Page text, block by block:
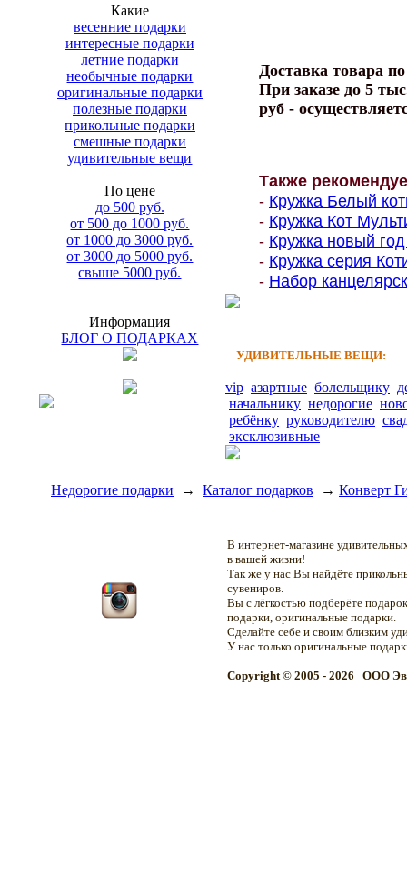
Какие
весенние подарки
интересные подарки
летние подарки
необычные подарки
оригинальные подарки
полезные подарки
прикольные подарки
смешные подарки
удивительные вещи
По цене
до 500 руб.
от 500 до 1000 руб.
от 1000 до 3000 руб.
от 3000 до 5000 руб.
свыше 5000 руб.
Информация
БЛОГ О ПОДАРКАХ
Доставка товара
При заказе до 5
руб -
Также
- Кружка Белый
- Кружка Кот
- Кружка новый
- Кружка серия
- Набор
УДИВИТЕЛЬНЫЕ ВЕЩИ:
vip азартные болельщику
начальнику недорогие
ребёнку руководителю
эксклюзивные
Недорогие подарки → Каталог подарков → Конверт
В интернет-магазине
в вашей жизни!
Так же у нас Вы найдёте
сувениров.
Вы с лёгкостью подберёте
подарки, оригинальные подарки.
Сделайте себе и своим близким
У нас только оригинальные
Copyright © 2005 - 2026 OOO